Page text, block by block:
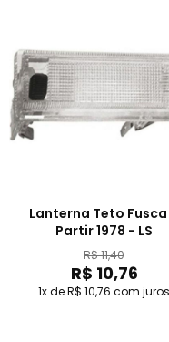
Lanterna Teto Fusca
Partir 1978 - LS
R$ 11,40
R$ 10,76
1x de R$ 10,76 com juros